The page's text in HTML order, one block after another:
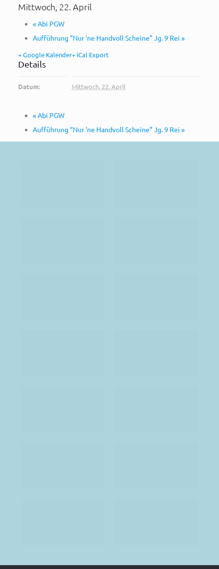
Mittwoch, 22. April
«Abi PGW
Aufführung “Nur ‘ne Handvoll Scheine” Jg. 9 Rei »
+ Google Kalender+ iCal Export
Details
Datum: Mittwoch, 22. April
«Abi PGW
Aufführung “Nur ‘ne Handvoll Scheine” Jg. 9 Rei »